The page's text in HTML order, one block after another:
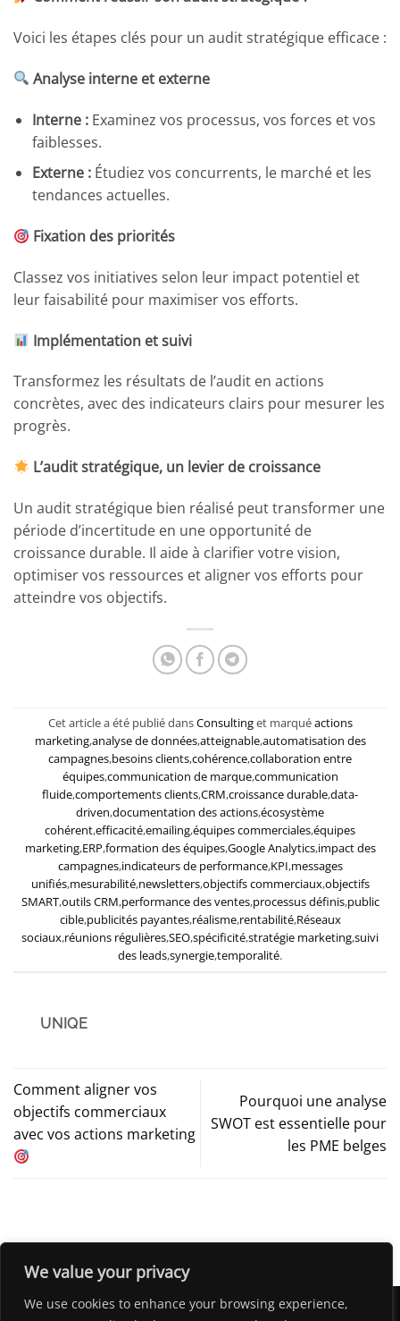
We value your privacy
We use cookies to enhance your browsing experience,
Voici les étapes clés pour un audit stratégique efficace :
Analyse interne et externe
Interne :Examinez vos processus, vos forces et vos
faiblesses.
Externe :Étudiez vos concurrents, le marché et les
tendances actuelles.
Fixation des priorités
Classez vos initiatives selon leur impact potentiel et
leur faisabilité pour maximiser vos efforts.
Implémentation et suivi
Transformez les résultats de l’audit en actions
concrètes, avec des indicateurs clairs pour mesurer les
progrès.
L’audit stratégique, un levier de croissance
Un audit stratégique bien réalisé peut transformer une
période d’incertitude en une opportunité de
croissance durable. Il aide à clarifier votre vision,
optimiser vos ressources et aligner vos efforts pour
atteindre vos objectifs.
Cet article a été publié dansConsultinget marquéactions
marketing,analyse de données,atteignable,automatisation des
campagnes,besoins clients,cohérence,collaboration entre
équipes,communication de marque,communication
fluide,comportements clients,CRM,croissance durable,data-
driven,documentation des actions,écosystème
cohérent,efficacité,emailing,équipes commerciales,équipes
marketing,ERP,formation des équipes,Google Analytics,impact des
campagnes,indicateurs de performance,KPI,messages
unifiés,mesurabilité,newsletters,objectifs commerciaux,objectifs
SMART,outils CRM,performance des ventes,processus définis,public
cible,publicités payantes,réalisme,rentabilité,Réseaux
sociaux,réunions régulières,SEO,spécificité,stratégie marketing,suivi
des leads,synergie,temporalité.
UNIQE
Comment aligner vos
objectifs commerciaux
avec vos actions marketing
Pourquoi une analyse
SWOT est essentielle pour
les PME belges